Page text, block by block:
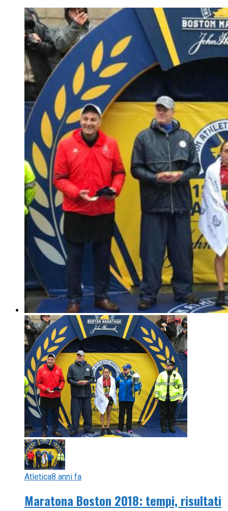
Atletica8 anni fa
Maratona Boston 2018: tempi, risultati